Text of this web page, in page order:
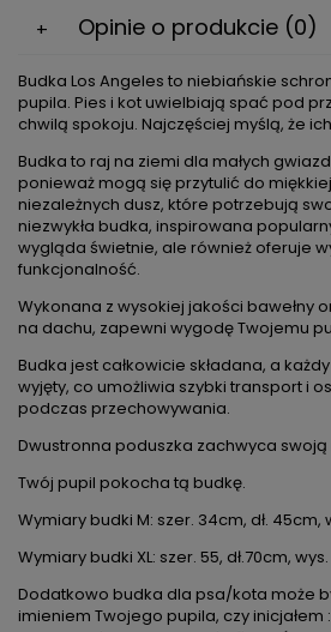
Opinie o produkcie (0)
Budka Los Angeles to niebiańskie
pupila. Pies i kot uwielbiają spać pod
chwilą spokoju. Najczęściej myślą, że
Budka to raj na ziemi dla małych
ponieważ mogą się przytulić do
niezależnych dusz, które potrzebują
niezwykła budka, inspirowana
wygląda świetnie, ale również oferuje
funkcjonalność.
Wykonana z wysokiej jakości bawełny
na dachu, zapewni wygodę Twojemu
Budka jest całkowicie składana, a
wyjęty, co umożliwia szybki transport i
podczas przechowywania.
Dwustronna poduszka zachwyca swoją
Twój pupil pokocha tą budkę.
Wymiary budki M: szer. 34cm, dł. 45cm,
Wymiary budki XL: szer. 55, dł.70cm,
Dodatkowo budka dla psa/kota może
imieniem Twojego pupila, czy inicjałem